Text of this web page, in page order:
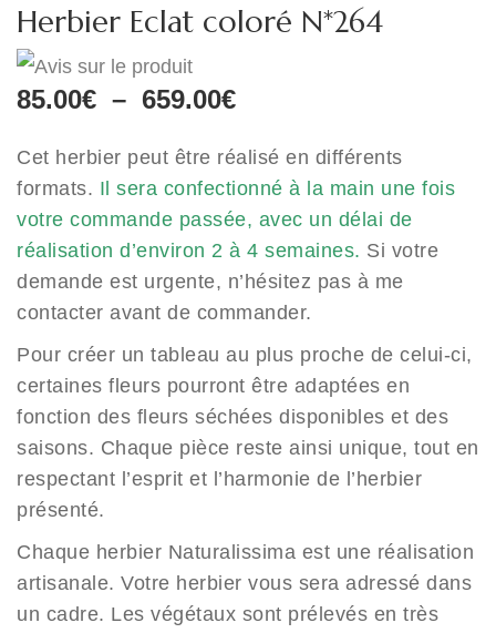
Herbier Eclat coloré N*264
85.00€ – 659.00€Plage
prix :
85.00€
à
659.00€
Cet herbier peut être réalisé en différents
formats. Il sera confectionné à la main une fois
votre commande passée, avec un délai de
réalisation d’environ 2 à 4 semaines. Si votre
demande est urgente, n’hésitez pas à me
contacter avant de commander.
Pour créer un tableau au plus proche de celui-ci,
certaines fleurs pourront être adaptées en
fonction des fleurs séchées disponibles et des
saisons. Chaque pièce reste ainsi unique, tout en
respectant l’esprit et l’harmonie de l’herbier
présenté.
Chaque herbier Naturalissima est une réalisation
artisanale. Votre herbier vous sera adressé dans
un cadre. Les végétaux sont prélevés en très